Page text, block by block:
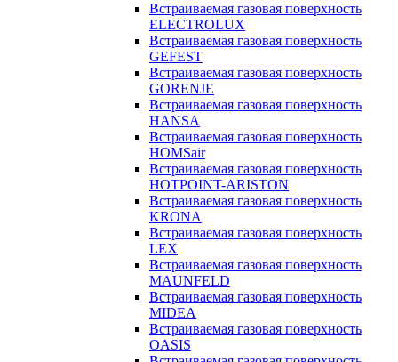
Встраиваемая газовая поверхность
ELECTROLUX
Встраиваемая газовая поверхность
GEFEST
Встраиваемая газовая поверхность
GORENJE
Встраиваемая газовая поверхность
HANSA
Встраиваемая газовая поверхность
HOMSair
Встраиваемая газовая поверхность
HOTPOINT-ARISTON
Встраиваемая газовая поверхность
KRONA
Встраиваемая газовая поверхность
LEX
Встраиваемая газовая поверхность
MAUNFELD
Встраиваемая газовая поверхность
MIDEA
Встраиваемая газовая поверхность
OASIS